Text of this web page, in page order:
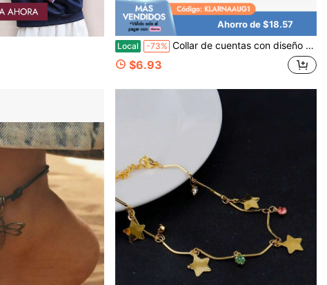
Ahorro de $18.57
Local -73% Collar de cuentas con diseño de béisbol, joyería deportiva inspirada en cuentas, 17 pulgadas, para mayores de 8 años
$6.93